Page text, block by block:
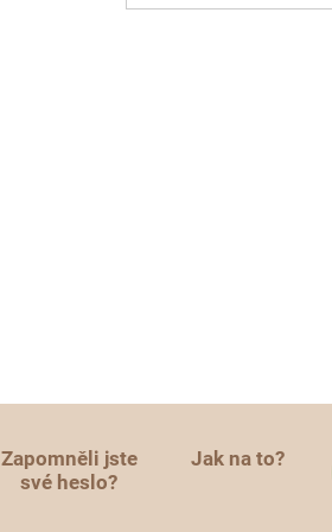
Zapomněli jste
své heslo?
Jak na to?